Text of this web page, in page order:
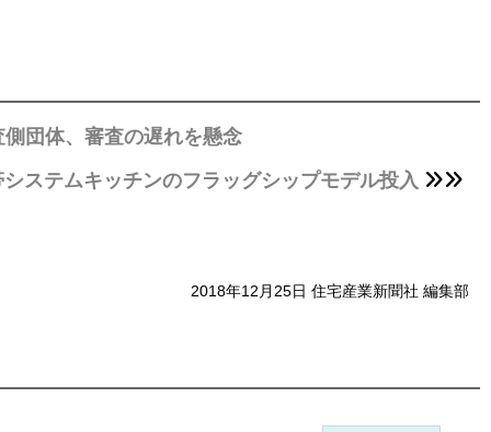
団体、審査の遅れを懸念
ステムキッチンのフラッグシップモデル投入
2018年12月25日 住宅産業新聞社 編集部